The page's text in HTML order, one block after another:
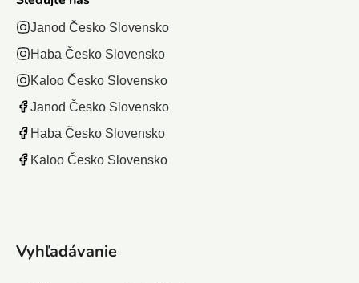
Janod Česko Slovensko
Haba Česko Slovensko
Kaloo Česko Slovensko
Janod Česko Slovensko
Haba Česko Slovensko
Kaloo Česko Slovensko
Vyhľadávanie